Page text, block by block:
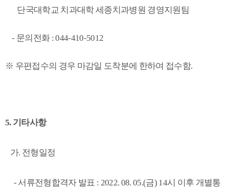
단국대학교 치과대학 세종치과병원 경영지원팀
- 문의전화 : 044-410-5012
※ 우편접수의 경우 마감일 도착분에 한하여 접수함.
5. 기타사항
가. 전형일정
- 서류전형합격자 발표 : 2022. 08. 05.(금) 14시 이후 개별통